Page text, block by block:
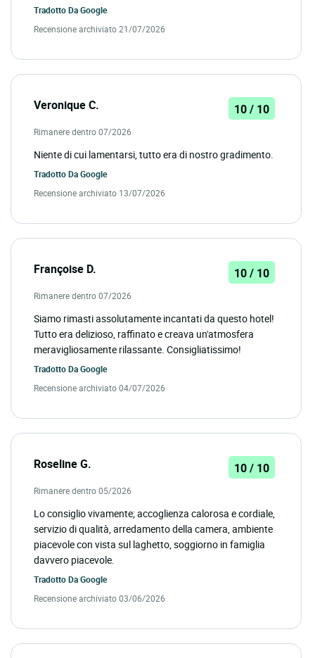
Tradotto DaGoogle
Recensione archiviato 21/07/2026
Veronique C. 10 / 10
Rimanere dentro 07/2026
Niente di cui lamentarsi, tutto era di nostro gradimento.
Tradotto DaGoogle
Recensione archiviato 13/07/2026
Françoise D. 10 / 10
Rimanere dentro 07/2026
Siamo rimasti assolutamente incantati da questo hotel!
Tutto era delizioso, raffinato e creava un'atmosfera
meravigliosamente rilassante. Consigliatissimo!
Tradotto DaGoogle
Recensione archiviato 04/07/2026
Roseline G. 10 / 10
Rimanere dentro 05/2026
Lo consiglio vivamente; accoglienza calorosa e cordiale,
servizio di qualità, arredamento della camera, ambiente
piacevole con vista sul laghetto, soggiorno in famiglia
davvero piacevole.
Tradotto DaGoogle
Recensione archiviato 03/06/2026